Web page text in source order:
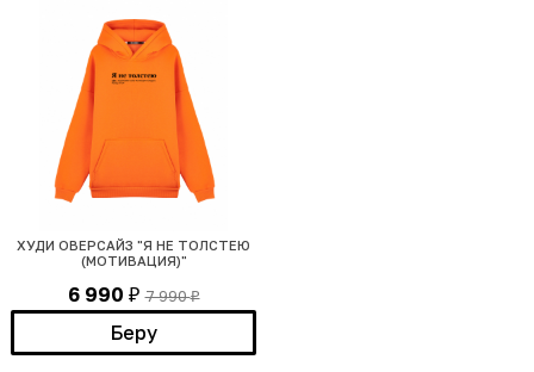
ХУДИ ОВЕРСАЙЗ "Я НЕ ТОЛСТЕЮ
(МОТИВАЦИЯ)"
6 990 ₽ 7 990₽
Беру